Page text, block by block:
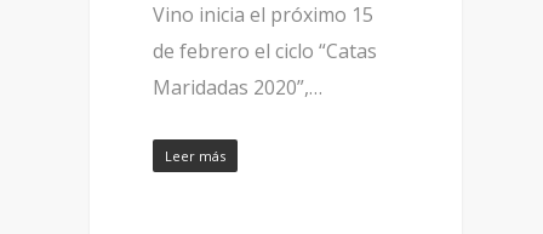
Vino inicia el próximo 15
de febrero el ciclo “Catas
Maridadas 2020”,…
Leer más